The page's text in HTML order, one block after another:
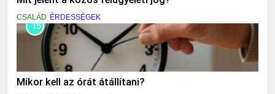
CSALÁD ÉRDESSÉGEK
15
Mikor kell az órát átállítani?